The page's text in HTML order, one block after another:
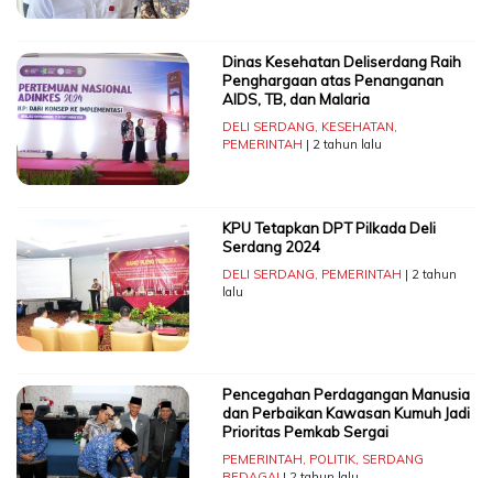
Dinas Kesehatan Deliserdang Raih
Penghargaan atas Penanganan
AIDS, TB, dan Malaria
DELI SERDANG, KESEHATAN,
PEMERINTAH | 2 tahun lalu
KPU Tetapkan DPT Pilkada Deli
Serdang 2024
DELI SERDANG, PEMERINTAH | 2 tahun
lalu
Pencegahan Perdagangan Manusia
dan Perbaikan Kawasan Kumuh Jadi
Prioritas Pemkab Sergai
PEMERINTAH, POLITIK, SERDANG